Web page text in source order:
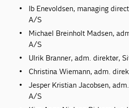
Ib Enevoldsen, managing
A/S
Michael Breinholt Madsen,
A/S
Ulrik Branner, adm. direktør,
Christina Wiemann, adm.
Jesper Kristian Jacobsen,
A/S